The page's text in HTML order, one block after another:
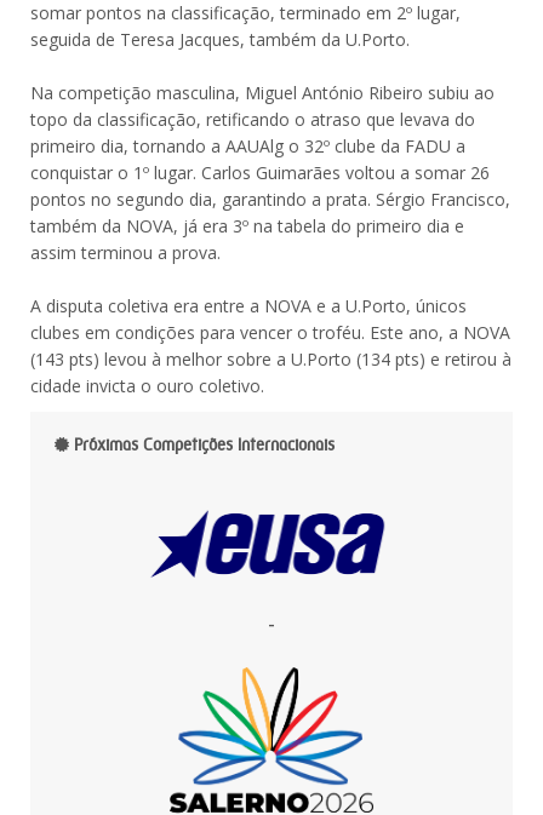
somar pontos na classificação, terminado em 2º lugar,
seguida de Teresa Jacques, também da U.Porto.
Na competição masculina, Miguel António Ribeiro subiu ao
topo da classificação, retificando o atraso que levava do
primeiro dia, tornando a AAUAlg o 32º clube da FADU a
conquistar o 1º lugar. Carlos Guimarães voltou a somar 26
pontos no segundo dia, garantindo a prata. Sérgio Francisco,
também da NOVA, já era 3º na tabela do primeiro dia e
assim terminou a prova.
A disputa coletiva era entre a NOVA e a U.Porto, únicos
clubes em condições para vencer o troféu. Este ano, a NOVA
(143 pts) levou à melhor sobre a U.Porto (134 pts) e retirou à
cidade invicta o ouro coletivo.
Próximas Competições Internacionais
-